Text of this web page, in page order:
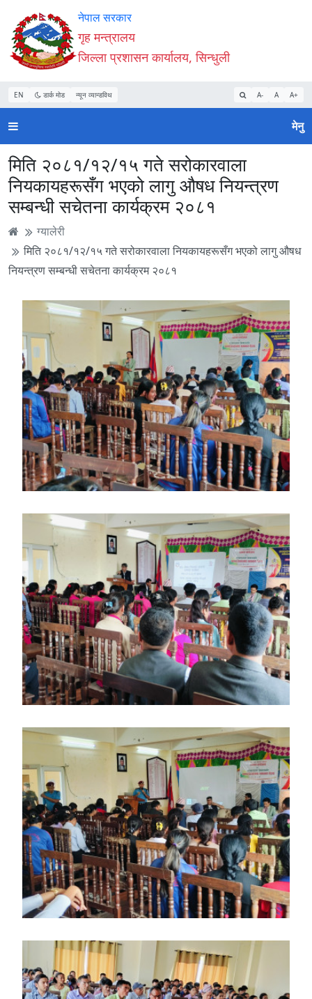
Accessibility
Mode
सुरु
गर्नुहोस्
सामाग्री
पढ्नुहाेस्
नेभिगेसन
पढ्नुहाेस्
वेबसाइट
खोजमा
जानुहोस्
नेपाल सरकार
गृह मन्त्रालय
जिल्ला प्रशासन कार्यालय, सिन्धुली
EN डार्क मोड न्यून व्यान्डविथ A- A A+
मेनु
मिति २०८१/१२/१५ गते सरोकारवाला
नियकायहरूसँग भएको लागु औषध नियन्त्रण
सम्बन्धी सचेतना कार्यक्रम २०८१
ग्यालेरी
मिति २०८१/१२/१५ गते सरोकारवाला नियकायहरूसँग भएको लागु औषध
नियन्त्रण सम्बन्धी सचेतना कार्यक्रम २०८१